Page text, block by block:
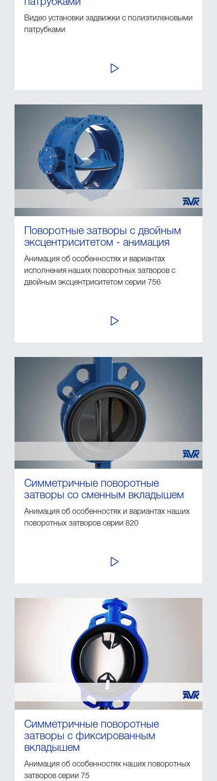
патрубками
Видео установки задвижки с полиэтиленовыми
патрубками
ПРОСМОТР
Поворотные затворы с двойным
эксцентриситетом - анимация
Анимация об особенностях и вариантах
исполнения наших поворотных затворов с
двойным эксцентриситетом серии 756
ПРОСМОТР
Симметричные поворотные
затворы со сменным вкладышем
Анимация об особенностях и вариантах наших
поворотных затворов серии 820
ПРОСМОТР
Симметричные поворотные
затворы с фиксированным
вкладышем
Анимация об особенностях наших поворотных
затворов серии 75